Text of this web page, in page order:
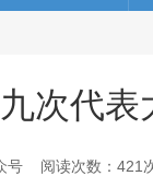
次代表
号 阅读次数： 421